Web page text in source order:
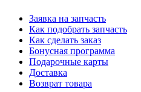
Заявка на запчасть
Как подобрать запчасть
Как сделать заказ
Бонусная программа
Подарочные карты
Доставка
Возврат товара